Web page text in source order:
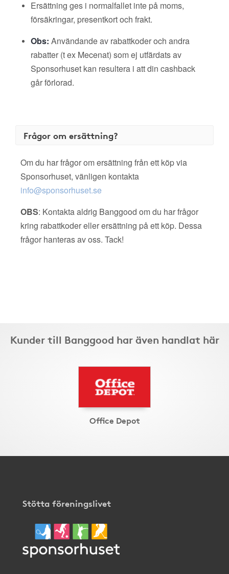
Ersättning ges i normalfallet inte på moms,
försäkringar, presentkort och frakt.
Obs: Användande av rabattkoder och andra
rabatter (t ex Mecenat) som ej utfärdats av
Sponsorhuset kan resultera i att din cashback
går förlorad.
Frågor om ersättning?
Om du har frågor om ersättning från ett köp via
Sponsorhuset, vänligen kontakta
info@sponsorhuset.se
OBS: Kontakta aldrig Banggood om du har frågor
kring rabattkoder eller ersättning på ett köp. Dessa
frågor hanteras av oss. Tack!
Kunder till Banggood har även handlat här
Office Depot
Stötta föreningslivet